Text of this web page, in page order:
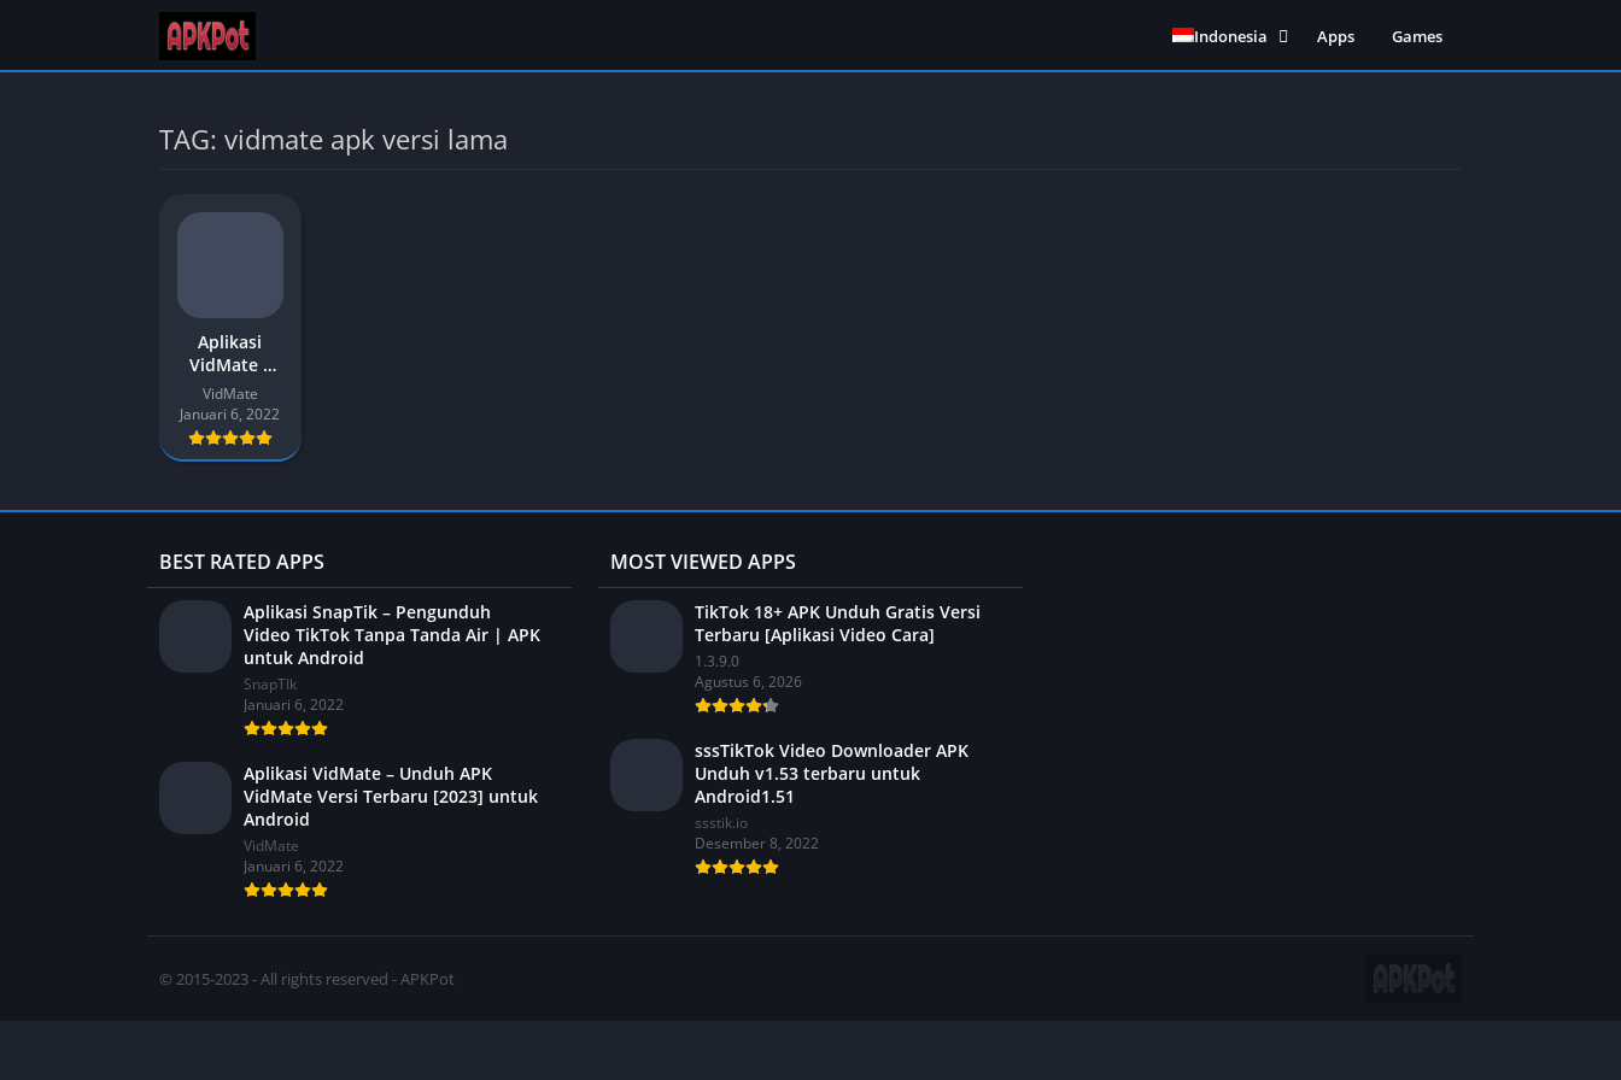
Indonesia
English
Apps Games
TAG: vidmate apk versi lama
Aplikasi
VidMate –
Unduh APK
VidMate
Versi
Terbaru
VidMate
Januari 6, 2022
BEST RATED APPS
Aplikasi SnapTik – Pengunduh
Video TikTok Tanpa Tanda Air | APK
untuk Android
SnapTIk
Januari 6, 2022
Aplikasi VidMate – Unduh APK
VidMate Versi Terbaru [2023] untuk
Android
VidMate
Januari 6, 2022
MOST VIEWED APPS
TikTok 18+ APK Unduh Gratis Versi
Terbaru [Aplikasi Video Cara]
1.3.9.0
Agustus 6, 2026
sssTikTok Video Downloader APK
Unduh v1.53 terbaru untuk
Android1.51
ssstik.io
Desember 8, 2022
© 2015-2023 - All rights reserved - APKPot